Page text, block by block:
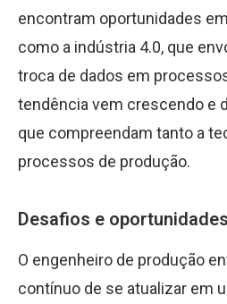
encontram oportunidades
como a indústria 4.0, que
troca de dados em
tendência vem crescendo e
que compreendam tanto a
processos de produção.
Desafios e oportunidades
O engenheiro de produção
contínuo de se atualizar em